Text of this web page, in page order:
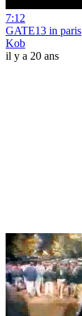
7:12
GATE13 in paris
Kob
il y a 20 ans